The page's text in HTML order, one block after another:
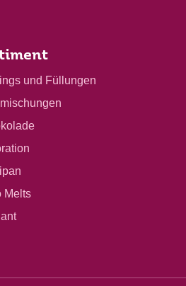
und Füllungen
Melts